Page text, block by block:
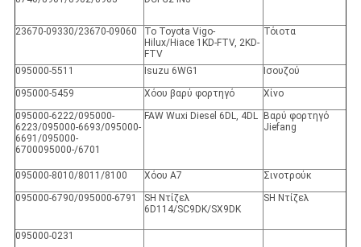
23670-09330/23670-09060
Το Toyota Vigo-
Hilux/Hiace 1KD-FTV, 2KD-
FTV
Τόιοτα
095000-5511 Isuzu 6WG1
Ισουζού
095000-5459
Χόου βαρύ φορτηγό
Χίνο
095000-6222/095000-
6223/095000-6693/095000-
6691/095000-
6700095000-/6701
FAW Wuxi Diesel 6DL, 4DL
Βαρύ φορτηγό
Jiefang
095000-8010/8011/8100 Χόου Α7
Σινοτρούκ
095000-6790/095000-6791
SH Ντίζελ
6D114/SC9DK/SX9DK
SH Ντίζελ
095000-0231